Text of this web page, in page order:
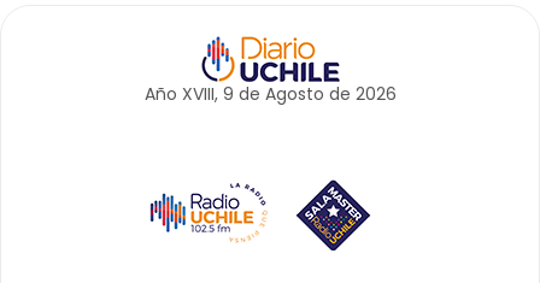
Año XVIII, 9 de Agosto de 2026